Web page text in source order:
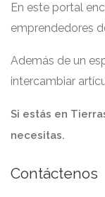
En este portal
emprendedores
Además de un
intercambiar
Si estás en
necesitas.
Contáctenos